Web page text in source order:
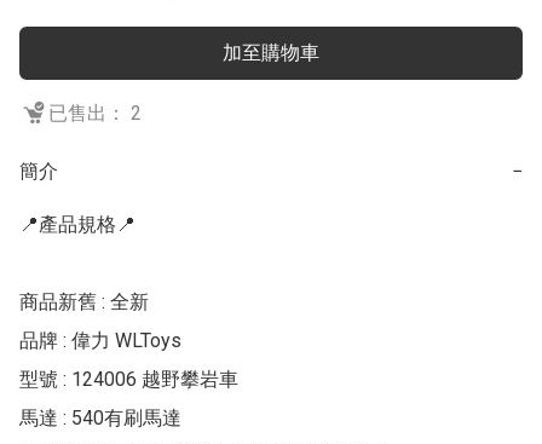
加至購物車
已售出： 2
簡介 −
📍產品規格📍
商品新舊 : 全新
品牌 : 偉力 WLToys
型號 : 124006 越野攀岩車
馬達 : 540有刷馬達